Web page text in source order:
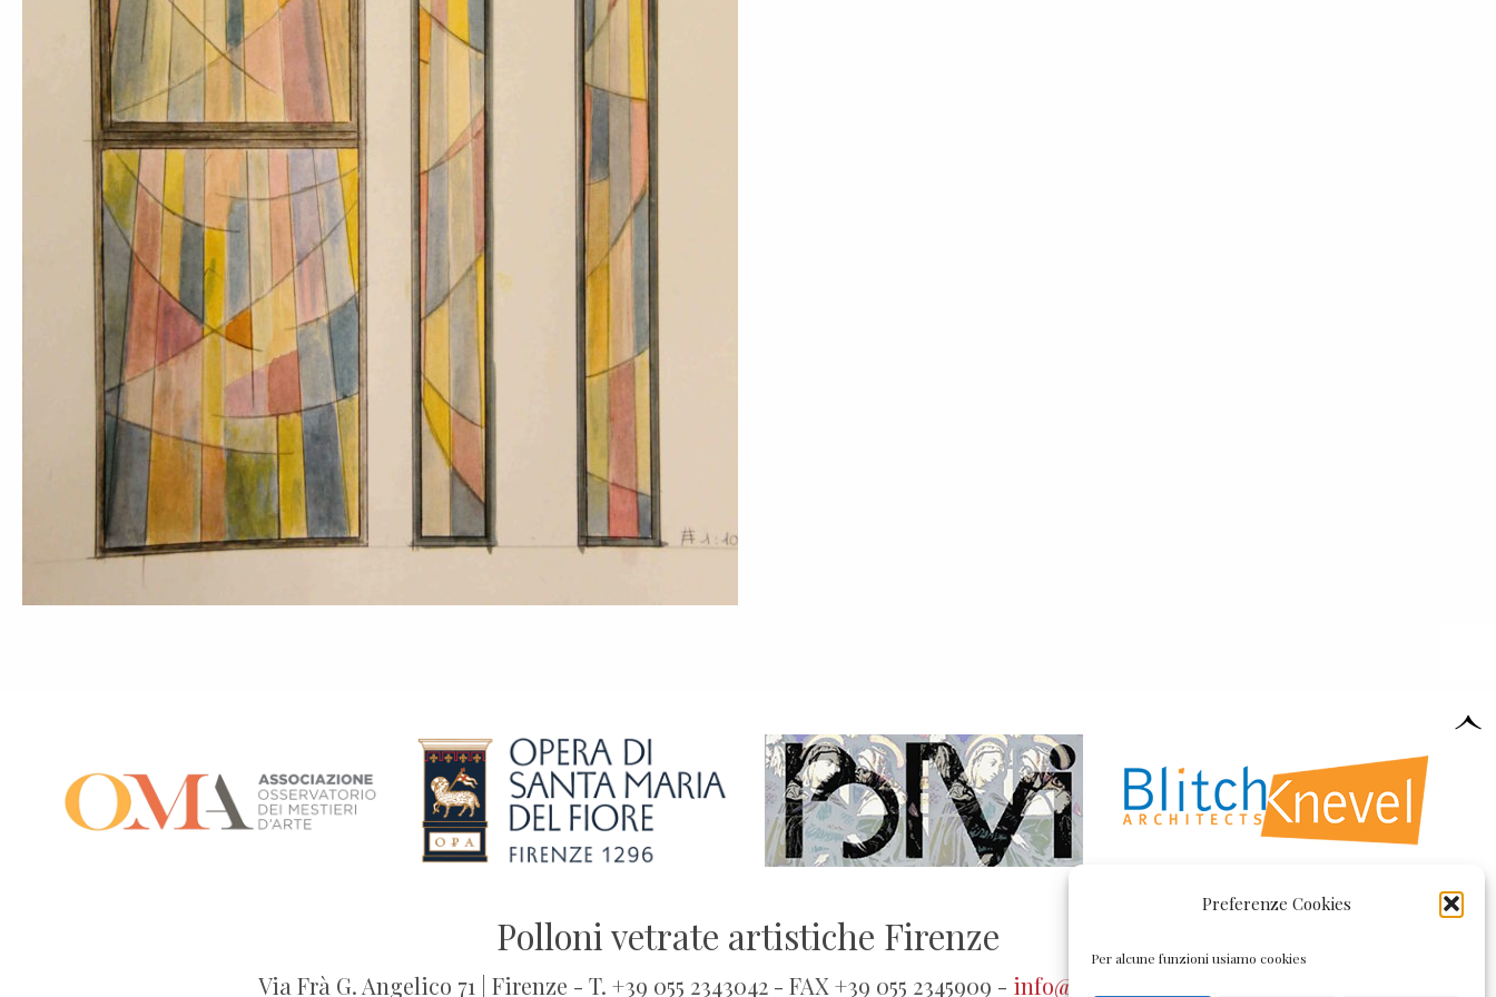
Preferenze Cookies
Per alcune funzioni usiamo cookies
Polloni vetrate artistiche Firenze
Via Frà G. Angelico 71 | Firenze - T. +39 055 2343042 - FAX +39 055 2345909 - info@pollonivetrate.it